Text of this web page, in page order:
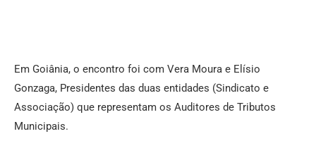
Em Goiânia, o encontro foi com Vera Moura e Elísio
Gonzaga, Presidentes das duas entidades (Sindicato e
Associação) que representam os Auditores de Tributos
Municipais.